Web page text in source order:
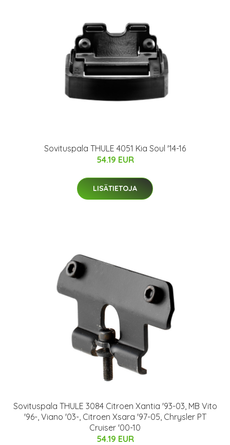
Sovituspala THULE 4051 Kia Soul '14-16
54.19 EUR
LISÄTIETOJA
Sovituspala THULE 3084 Citroen Xantia '93-03, MB Vito
'96-, Viano '03-, Citroen Xsara '97-05, Chrysler PT
Cruiser '00-10
54.19 EUR